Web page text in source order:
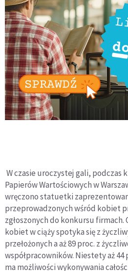
W czasie uroczystej gali, podczas
Papierów Wartościowych w
wręczono statuetki
przeprowadzonych wśród kobiet
zgłoszonych do konkursu firmach.
kobiet w ciąży spotyka się z
przełożonych a aż 89 proc. z
współpracowników. Niestety aż
ma możliwości wykonywania